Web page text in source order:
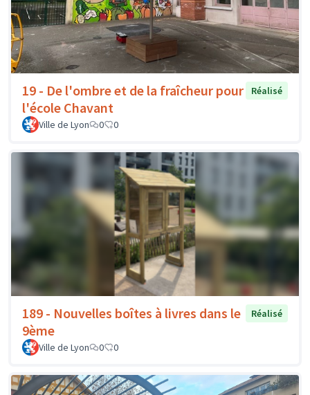
19 - De l'ombre et de la fraîcheur pour
l'école Chavant
Réalisé
Ville de Lyon 0 0
189 - Nouvelles boîtes à livres dans le
9ème
Réalisé
Ville de Lyon 0 0